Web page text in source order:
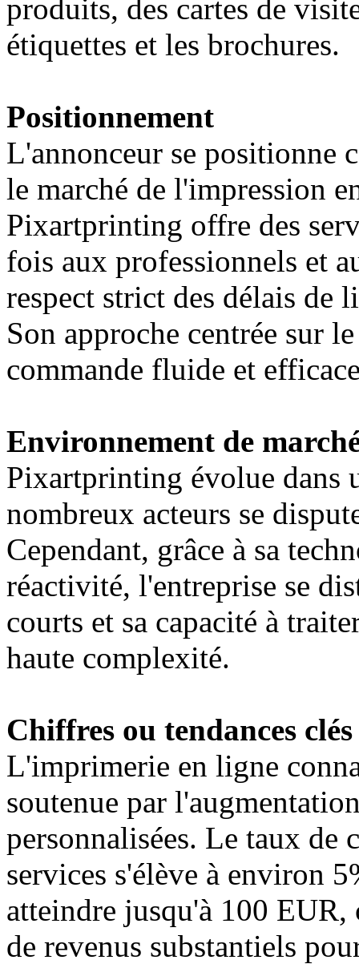
produits, des cartes de
étiquettes et les brochures.
Positionnement
L'annonceur se positionne
le marché de l'impression
Pixartprinting offre des
fois aux professionnels et
respect strict des délais de
Son approche centrée sur
commande fluide et
Environnement de
Pixartprinting évolue dans
nombreux acteurs se
Cependant, grâce à sa
réactivité, l'entreprise se
courts et sa capacité à
haute complexité.
Chiffres ou tendances clés
L'imprimerie en ligne
soutenue par
personnalisées. Le taux de
services s'élève à environ
atteindre jusqu'à 100
de revenus substantiels